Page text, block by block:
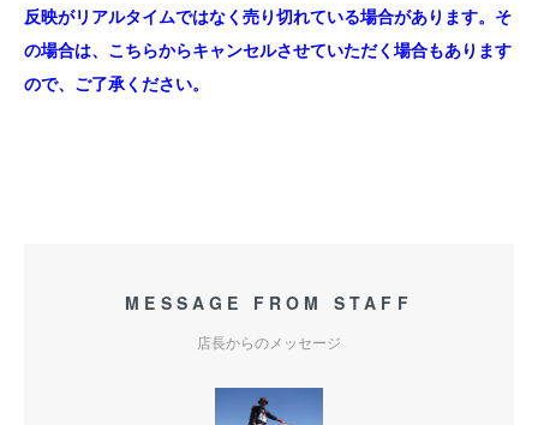
反映がリアルタイムではなく売り切れている場合があります。そ
の場合は、こちらからキャンセルさせていただく場合もあります
ので、ご了承ください。
MESSAGE FROM STAFF
店長からのメッセージ